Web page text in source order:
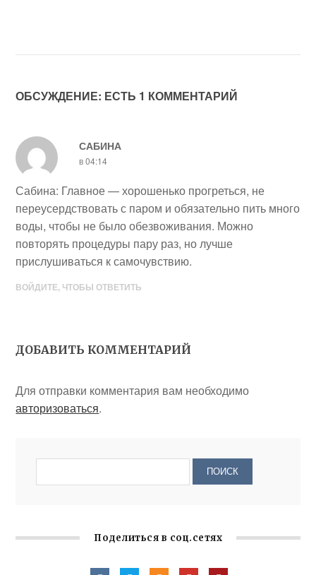
ОБСУЖДЕНИЕ: ЕСТЬ 1 КОММЕНТАРИЙ
САБИНА
в 04:14
Сабина: Главное — хорошенько прогреться, не
переусердствовать с паром и обязательно пить много
воды, чтобы не было обезвоживания. Можно
повторять процедуры пару раз, но лучше
прислушиваться к самочувствию.
ВОЙДИТЕ, ЧТОБЫ ОТВЕТИТЬ
ДОБАВИТЬ КОММЕНТАРИЙ
Для отправки комментария вам необходимо
авторизоваться.
Поделиться в соц.сетях